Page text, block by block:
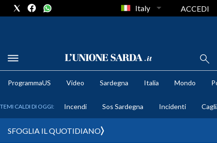
METEO
Italy ACCEDI
ProgrammaUS Video Sardegna Italia Mondo
TEMI CALDI DI OGGI: Incendi Sos Sardegna Incidenti
SFOGLIA IL QUOTIDIANO